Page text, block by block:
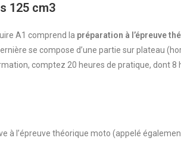
125 cm3
A1 comprend la préparation à l’épreuve
se compose d’une partie sur plateau
comptez 20 heures de pratique, dont 8
à l’épreuve théorique moto (appelé